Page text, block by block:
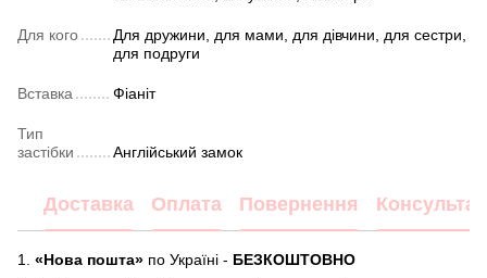
Для кого
Для дружини, для мами, для дівчини, для сестри,
для подруги
Вставка Фіаніт
Тип
застібки
Англійський замок
Доставка Оплата Повернення
1. «Нова пошта» по Україні - БЕЗКОШТОВНО